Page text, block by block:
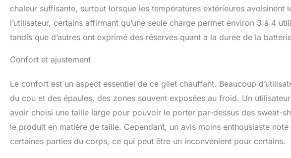
chaleur suffisante, surtout lorsque les températures extérieures avoisinent
l’utilisateur, certains affirmant qu’une seule charge permet environ 3 à 4
tandis que d’autres ont exprimé des réserves quant à la durée de la
Confort et ajustement
Le confort est un aspect essentiel de ce gilet chauffant. Beaucoup
du cou et des épaules, des zones souvent exposées au froid. Un
avoir choisi une taille large pour pouvoir le porter par-dessus des sweat-
le produit en matière de taille. Cependant, un avis moins enthousiaste
certaines parties du corps, ce qui peut être un inconvénient pour certains.